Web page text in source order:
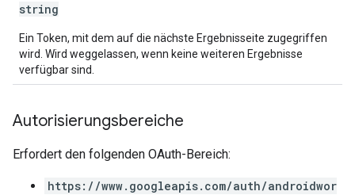
string
Ein Token, mit dem auf die nächste Ergebnisseite zugegriffen
wird. Wird weggelassen, wenn keine weiteren Ergebnisse
verfügbar sind.
Autorisierungsbereiche
Erfordert den folgenden OAuth-Bereich:
https://www.googleapis.com/auth/androidwor